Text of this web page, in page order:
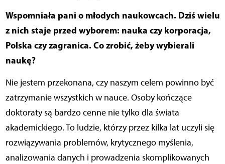
Wspomniała pani o młodych naukowcach. Dziś wielu
z nich staje przed wyborem: nauka czy korporacja,
Polska czy zagranica. Co zrobić, żeby wybierali
naukę?
Nie jestem przekonana, czy naszym celem powinno być
zatrzymanie wszystkich w nauce. Osoby kończące
doktoraty są bardzo cenne nie tylko dla świata
akademickiego. To ludzie, którzy przez kilka lat uczyli się
rozwiązywania problemów, krytycznego myślenia,
analizowania danych i prowadzenia skomplikowanych